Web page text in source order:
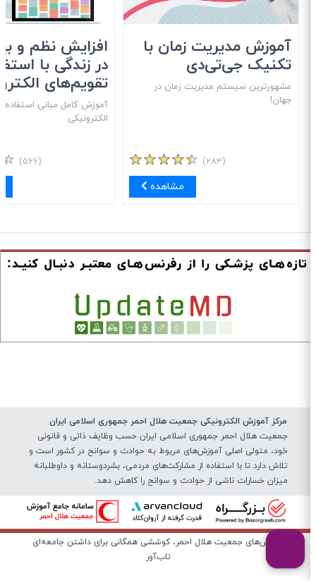
آموزش مدیریت زمان با
تکنیک جی‌تی‌دی
مشهور‌ترین سیستم مدیریت زمان در
جهان!
مشاهده
افزایش نظم و
در زندگی با
تقویم‌های
آموزش کامل مبانی استفاده
الکترونیکی
مرکز آموزش الکترونیکی جمعیت هلال احمر جمهوری اسلامی ایران
جمعیت هلال احمر جمهوری اسلامی ایران حسب وظایف ذاتی و قانونی
خود، متولی اصلی آموزش‌های مربوط به حوادث و سوانح در کشور است و
تلاش دارد تا با استفاده از مشارکت‌های مردمی، بشردوستانه و داوطلبانه
میزان خسارات ناشی از حوادث و سوانح را کاهش دهد.
آموزش‌های جمعیت هلال احمر، کوششی همگانی برای داشتن جامعه‌ای
تاب‌آور